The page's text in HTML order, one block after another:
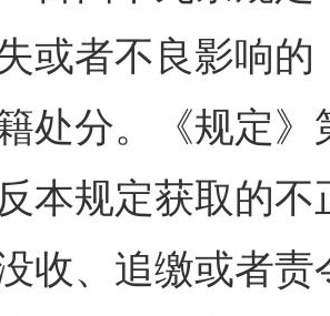
或者不良影响
处分。《规定
本规定获取的
收、追缴或者